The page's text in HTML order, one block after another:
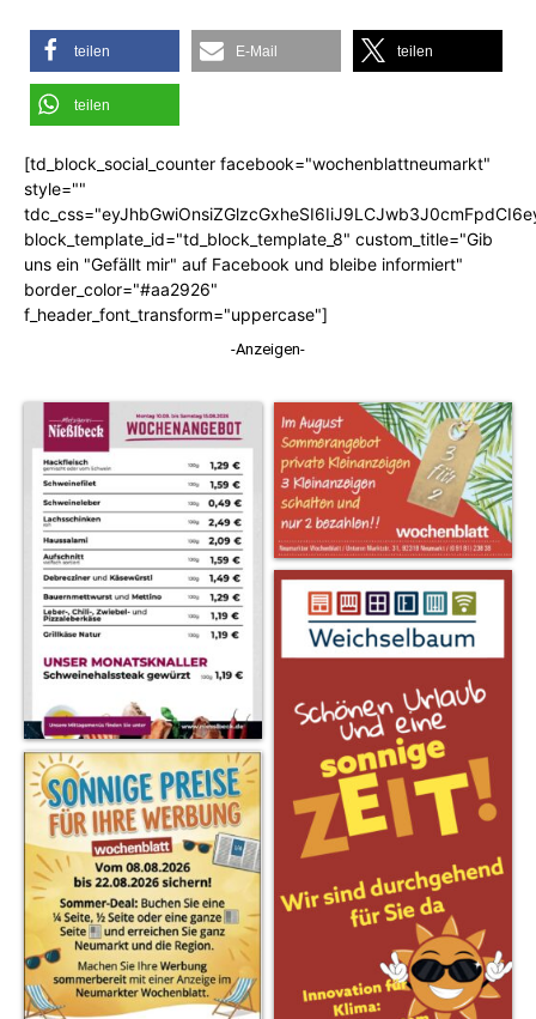
teilen E-Mail teilen
teilen
[td_block_social_counter facebook="wochenblattneumarkt"
style=""
block_template_id="td_block_template_8" custom_title="Gib
uns ein "Gefällt mir" auf Facebook und bleibe informiert"
border_color="#aa2926"
f_header_font_transform="uppercase"]
-Anzeigen-